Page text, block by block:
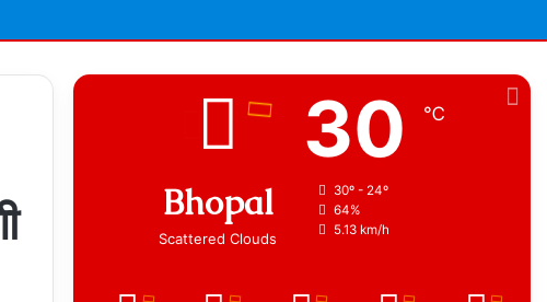
Bhopal
Scattered Clouds
30 ℃
30º - 24º
64%
5.13 km/h